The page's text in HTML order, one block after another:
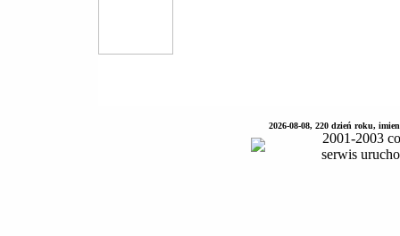
2026-08-08, 220 dzień roku,
2001-2003
serwis